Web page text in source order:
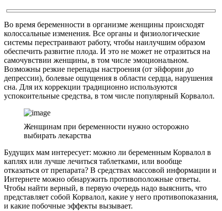
Во время беременности в организме женщины происходят
колоссальные изменения. Все органы и физиологические
системы перестраивают работу, чтобы наилучшим образом
обеспечить развитие плода. И это не может не отразиться на
самочувствии женщины, в том числе эмоциональном.
Возможны резкие перепады настроения (от эйфории до
депрессии), болевые ощущения в области сердца, нарушения
сна. Для их коррекции традиционно используются
успокоительные средства, в том числе популярный Корвалол.
Женщинам при беременности нужно осторожно
выбирать лекарства
Будущих мам интересует: можно ли беременным Корвалол в
каплях или лучше лечиться таблетками, или вообще
отказаться от препарата? В средствах массовой информации и
Интернете можно обнаружить противоположные ответы.
Чтобы найти верный, в первую очередь надо выяснить, что
представляет собой Корвалол, какие у него противопоказания,
и какие побочные эффекты вызывает.